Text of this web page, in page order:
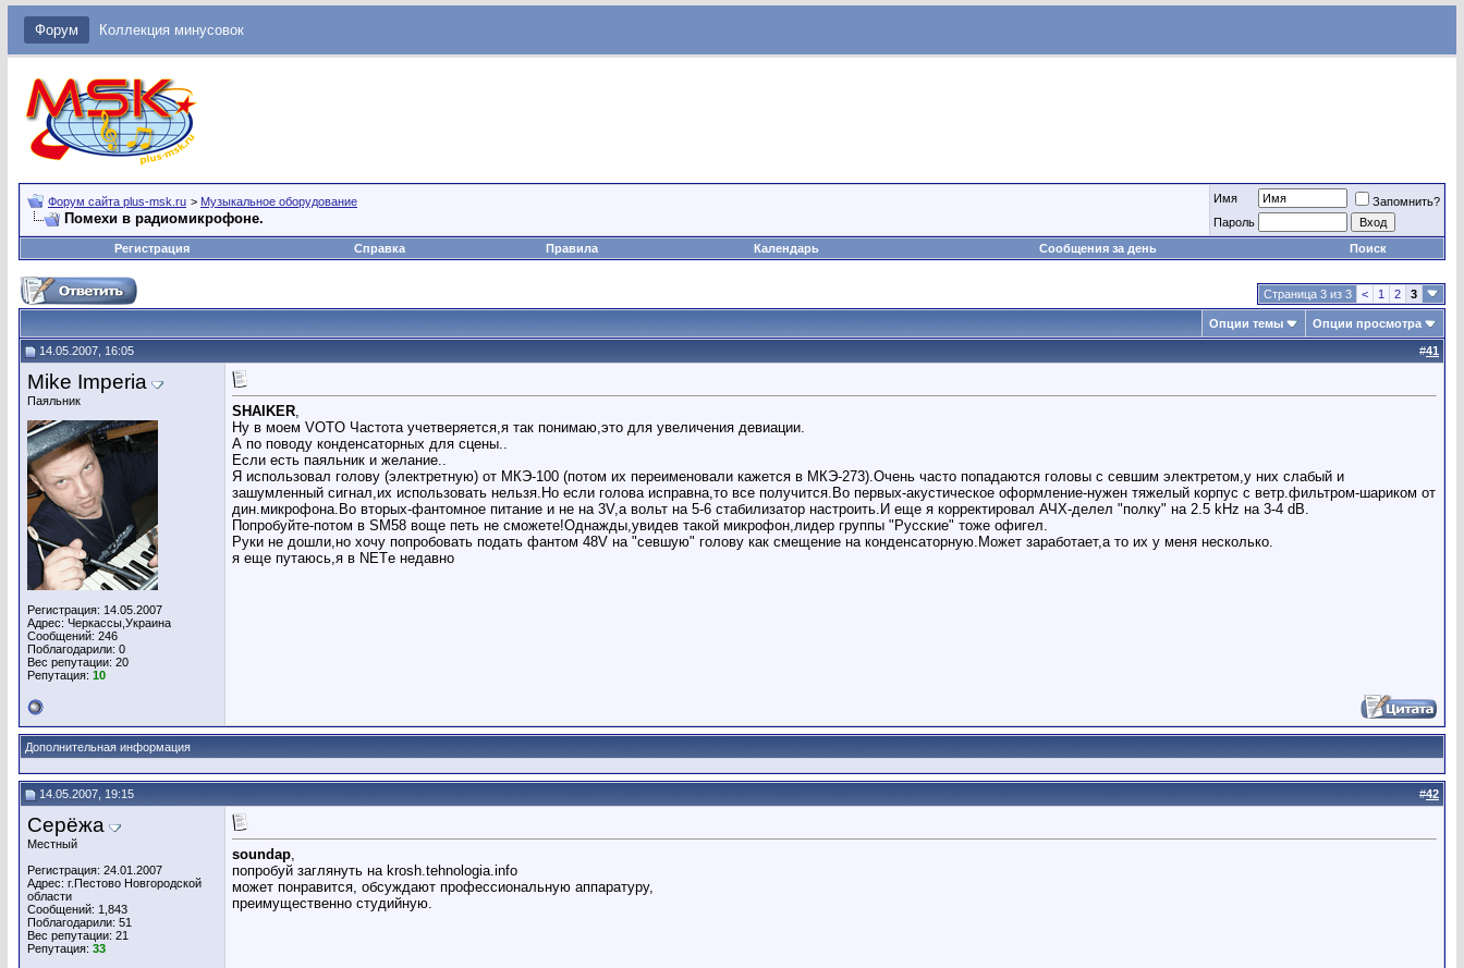
Форум Коллекция минусовок
Форум сайта plus-msk.ru > Музыкальное оборудование
Помехи в радиомикрофоне.
Имя
Запомнить?
Пароль
Регистрация
Справка Правила Календарь Сообщения за день Поиск
Страница 3 из 3 < 1 2 3
Опции темы Опции просмотра
14.05.2007, 16:05 #41
Mike Imperia
Паяльник
Регистрация: 14.05.2007
Адрес: Черкассы,Украина
Сообщений: 246
Поблагодарили: 0
Вес репутации: 20
Репутация: 10
SHAIKER,
Ну в моем VOTO Частота учетверяется,я так понимаю,это для увеличения девиации.
А по поводу конденсаторных для сцены..
Если есть паяльник и желание..
Я использовал голову (электретную) от МКЭ-100 (потом их переименовали кажется в МКЭ-273).Очень часто попадаются головы с севшим электретом,у них слабый и
зашумленный сигнал,их использовать нельзя.Но если голова исправна,то все получится.Во первых-акустическое оформление-нужен тяжелый корпус с ветр.фильтром-шариком от
дин.микрофона.Во вторых-фантомное питание и не на 3V,а вольт на 5-6 стабилизатор настроить.И еще я корректировал АЧХ-делел "полку" на 2.5 kHz на 3-4 dB.
Попробуйте-потом в SM58 воще петь не сможете!Однажды,увидев такой микрофон,лидер группы "Русские" тоже офигел.
Руки не дошли,но хочу попробовать подать фантом 48V на "севшую" голову как смещение на конденсаторную.Может заработает,а то их у меня несколько.
я еще путаюсь,я в NETе недавно
Дополнительная информация
14.05.2007, 19:15 #42
Серёжа
Местный
Регистрация: 24.01.2007
Адрес: г.Пестово Новгородской
области
Сообщений: 1,843
Поблагодарили: 51
Вес репутации: 21
Репутация: 33
soundap,
попробуй заглянуть на krosh.tehnologia.info
может понравится, обсуждают профессиональную аппаратуру,
преимущественно студийную.